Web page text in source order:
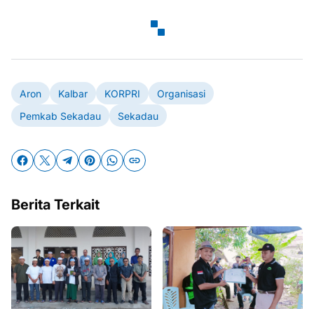
Aron Kalbar KORPRI
Organisasi
Pemkab Sekadau
Sekadau
Berita Terkait